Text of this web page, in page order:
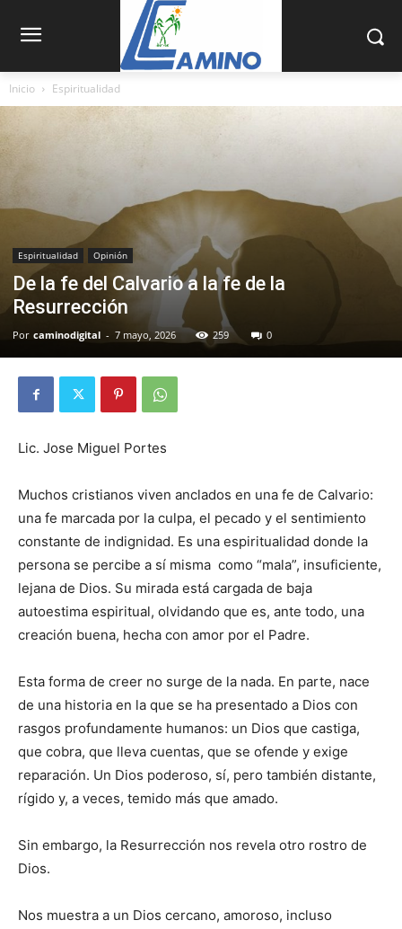
Inicio Espiritualidad
Espiritualidad Opinión
De la fe del Calvario a la fe de la
Resurrección
Por caminodigital - 7 mayo, 2026 259 0
Lic. Jose Miguel Portes
Muchos cristianos viven anclados en una fe de Calvario:
una fe marcada por la culpa, el pecado y el sentimiento
constante de indignidad. Es una espiritualidad donde la
persona se percibe a sí misma como “mala”, insuficiente,
lejana de Dios. Su mirada está cargada de baja
autoestima espiritual, olvidando que es, ante todo, una
creación buena, hecha con amor por el Padre.
Esta forma de creer no surge de la nada. En parte, nace
de una historia en la que se ha presentado a Dios con
rasgos profundamente humanos: un Dios que castiga,
que cobra, que lleva cuentas, que se ofende y exige
reparación. Un Dios poderoso, sí, pero también distante,
rígido y, a veces, temido más que amado.
Sin embargo, la Resurrección nos revela otro rostro de
Dios.
Nos muestra a un Dios cercano, amoroso, incluso